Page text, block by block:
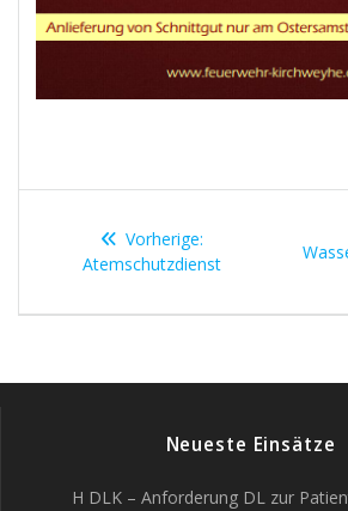
Vorherige:Vorheriger
Beitrag:
Atemschutzdienst
Neueste Einsätze
H DLK – Anforderung DL zur